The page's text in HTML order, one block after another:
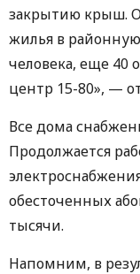
закрытию крыш.
жилья в
человека, еще 40
центр 15-80», —
Все дома
Продолжается
обесточенных
тысячи.
Напомним, в